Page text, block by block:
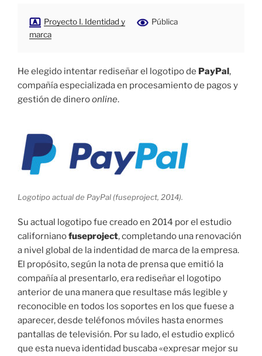
Proyecto I. Identidad y
marca
Pública
He elegido intentar rediseñar el logotipo de PayPal,
compañía especializada en procesamiento de pagos y
gestión de dineroonline.
Logotipo actual de PayPal (fuseproject, 2014).
Su actual logotipo fue creado en 2014 por el estudio
californianofuseproject, completando una renovación
a nivel global de la indentidad de marca de la empresa.
El propósito, según la nota de prensa que emitió la
compañía al presentarlo, era rediseñar el logotipo
anterior de una manera que resultase más legible y
reconocible en todos los soportes en los que fuese a
aparecer, desde teléfonos móviles hasta enormes
pantallas de televisión. Por su lado, el estudio explicó
que esta nueva identidad buscaba «expresar mejor su